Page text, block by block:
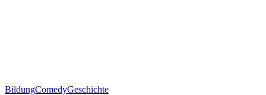
BildungComedyGeschichte